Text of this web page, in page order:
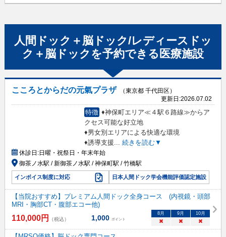
人間ドック＋脳ドック/レディースドッ
ク＋脳ドック を予約できる 医療施設
こころとからだの元氣プラザ
（東京都 千代田区）
更新日:2026.07.02
特徴 ♦神保町エリア≪４駅６路線≫からア
クセス可能な好立地
♦男女別エリアによる快適な環境
♦誘導支援... 続きを読む▼
休診日:日曜・祝祭日・年末年始
御茶ノ水駅 / 新御茶ノ水駅 / 神保町駅 / 竹橋駅
インボイス制度に対応 日本人間ドック学会機能評価認定施設
【当院おすすめ】プレミアム人間ドック全身コース (内視鏡・頭部
MRI・胸部CT・腹部エコー他)
110,000円 （税込） 1,000 ポイント
8月 9月 10月
× × ×